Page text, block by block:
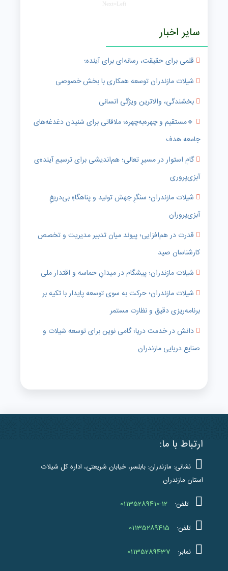
Next=Left
سایر اخبار
قلمی برای حقیقت، رسانه‌ای برای آینده؛
شیلات مازندران توسعه همکاری با بخش خصوصی
بخشندگی، والاترین ویژگی انسانی
🔹️مستقیم و چهره‌به‌چهره؛ ملاقاتی برای شنیدن دغدغه‌های
جامعه هدف
گامِ استوار در مسیرِ تعالی؛ هم‌اندیشی برای ترسیمِ آینده‌ی
آبزی‌پروری
شیلات مازندران؛ سنگرِ جهش تولید و پناهگاهِ بی‌دریغِ
آبزی‌پروران
قدرت در هم‌افزایی؛ پیوند میان تدبیر مدیریت و تخصص
کارشناسان صید
شیلات مازندران؛ پیشگام در میدانِ حماسه و اقتدار ملی
شیلات مازندران؛ حرکت به سوی توسعه پایدار با تکیه بر
برنامه‌ریزی دقیق و نظارت مستمر
دانش در خدمت دریا؛ گامی نوین برای توسعه شیلات و
صنایع دریایی مازندران
ارتباط با ما:
نشانی: مازندران: بابلسر، خیابان شریعتی، اداره کل شیلات
استان مازندران
تلفن: 01135289410-12
تلفن: 01135289415
نمابر: 01135289437